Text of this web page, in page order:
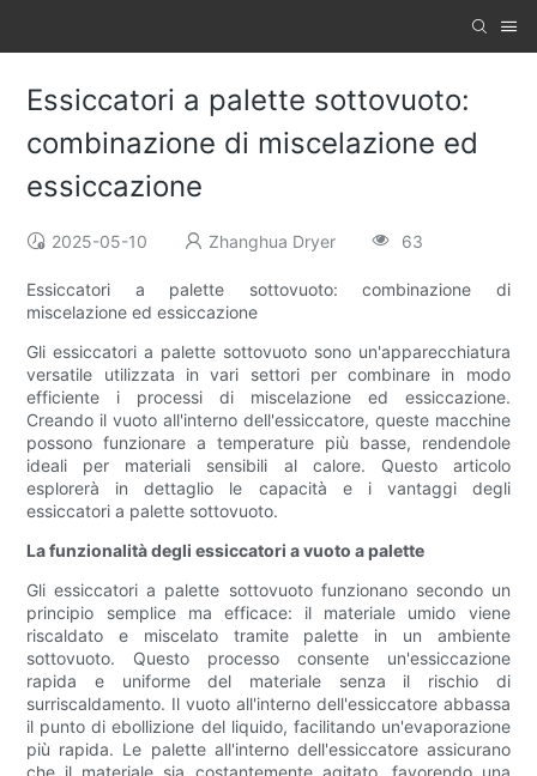
Essiccatori a palette sottovuoto:
combinazione di miscelazione ed
essiccazione
2025-05-10 Zhanghua Dryer 63
Essiccatori a palette sottovuoto: combinazione di
miscelazione ed essiccazione
Gli essiccatori a palette sottovuoto sono un'apparecchiatura
versatile utilizzata in vari settori per combinare in modo
efficiente i processi di miscelazione ed essiccazione.
Creando il vuoto all'interno dell'essiccatore, queste macchine
possono funzionare a temperature più basse, rendendole
ideali per materiali sensibili al calore. Questo articolo
esplorerà in dettaglio le capacità e i vantaggi degli
essiccatori a palette sottovuoto.
La funzionalità degli essiccatori a vuoto a palette
Gli essiccatori a palette sottovuoto funzionano secondo un
principio semplice ma efficace: il materiale umido viene
riscaldato e miscelato tramite palette in un ambiente
sottovuoto. Questo processo consente un'essiccazione
rapida e uniforme del materiale senza il rischio di
surriscaldamento. Il vuoto all'interno dell'essiccatore abbassa
il punto di ebollizione del liquido, facilitando un'evaporazione
più rapida. Le palette all'interno dell'essiccatore assicurano